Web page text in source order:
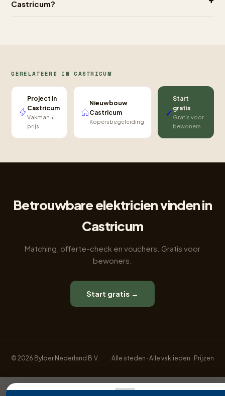
Castricum?
GERELATEERD IN CASTRICUM
Project in
Castricum
Vakman +
prijs
Nieuwbouw
Castricum
Kopersbegeleiding
✓
Start
gratis
Gratis voor
bewoners
Betrouwbare elektricien vinden in
Castricum
Matching, offerte-check en vouchers. Gratis voor
bewoners.
Start gratis →
© 2026 Bylder Nederland B.V. Alle steden · Alle vaklieden · Prijzen